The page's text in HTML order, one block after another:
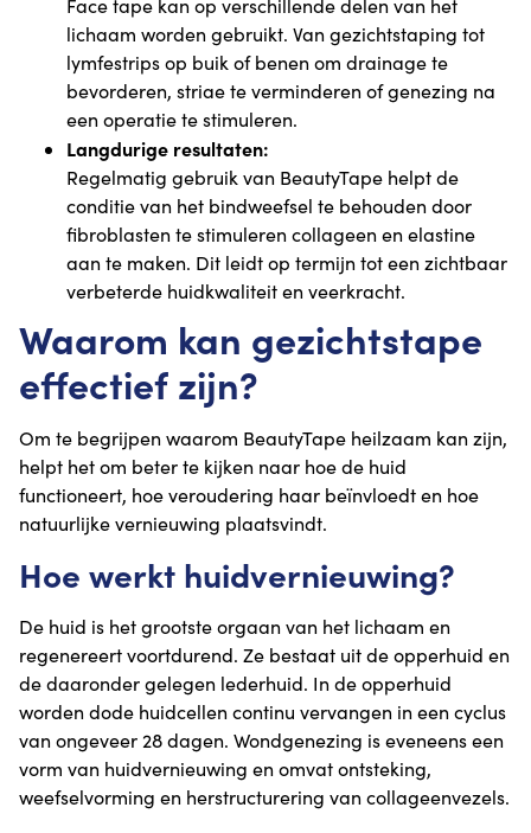
Face tape kan op verschillende delen van het
lichaam worden gebruikt. Van gezichtstaping tot
lymfestrips op buik of benen om drainage te
bevorderen, striae te verminderen of genezing na
een operatie te stimuleren.
Langdurige resultaten:
Regelmatig gebruik van BeautyTape helpt de
conditie van het bindweefsel te behouden door
fibroblasten te stimuleren collageen en elastine
aan te maken. Dit leidt op termijn tot een zichtbaar
verbeterde huidkwaliteit en veerkracht.
Waarom kan gezichtstape
effectief zijn?
Om te begrijpen waarom BeautyTape heilzaam kan zijn,
helpt het om beter te kijken naar hoe de huid
functioneert, hoe veroudering haar beïnvloedt en hoe
natuurlijke vernieuwing plaatsvindt.
Hoe werkt huidvernieuwing?
De huid is het grootste orgaan van het lichaam en
regenereert voortdurend. Ze bestaat uit de opperhuid en
de daaronder gelegen lederhuid. In de opperhuid
worden dode huidcellen continu vervangen in een cyclus
van ongeveer 28 dagen. Wondgenezing is eveneens een
vorm van huidvernieuwing en omvat ontsteking,
weefselvorming en herstructurering van collageenvezels.